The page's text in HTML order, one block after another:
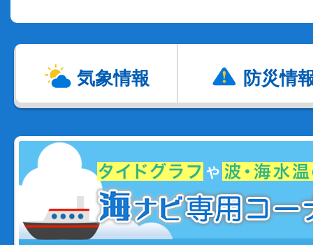
気象情報 防災情